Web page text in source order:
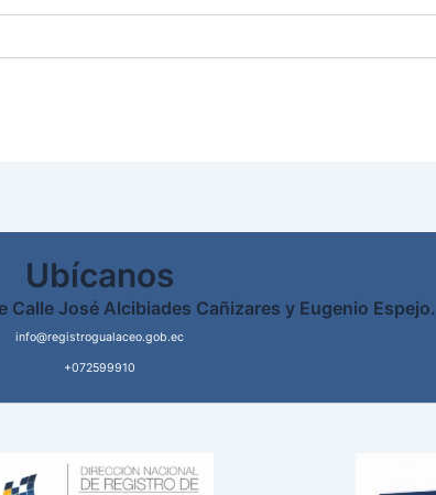
Ubícanos
Calle José Alcibiades Cañizares y Eugenio Espejo.
info@registrogualaceo.gob.ec
+072599910